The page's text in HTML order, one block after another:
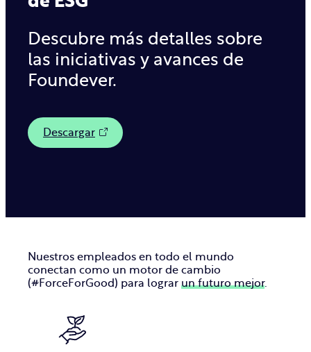
Descubre más detalles sobre
las iniciativas y avances de
Foundever.
Descargar
Nuestros empleados en todo el mundo
conectan como un motor de cambio
(#ForceForGood) para lograr un futuro mejor.